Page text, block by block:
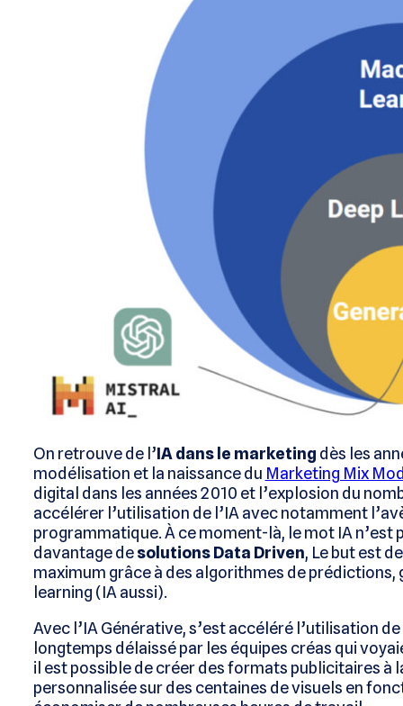
On retrouve de l’IA dans le marketing dès les
modélisation et la naissance du Marketing Mix
digital dans les années 2010 et l’explosion du
accélérer l’utilisation de l’IA avec notamment
programmatique. À ce moment-là, le mot IA n’est
davantage desolutions Data Driven, Le but est
maximum grâce à des algorithmes de prédictions,
learning (IA aussi).
Avec l’IA Générative, s’est accéléré l’utilisation
longtemps délaissé par les équipes créas qui
il est possible de créer des formats publicitaires
personnalisée sur des centaines de visuels en